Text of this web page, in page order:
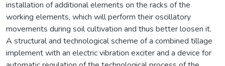
installation of additional elements on the racks of the
working elements, which will perform their oscillatory
movements during soil cultivation and thus better loosen it.
A structural and technological scheme of a combined tillage
implement with an electric vibration exciter and a device for